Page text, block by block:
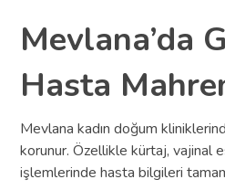
Mevlana’da
Hasta
Mevlana kadın doğum
korunur. Özellikle kürtaj, vajinal
işlemlerinde hasta bilgileri